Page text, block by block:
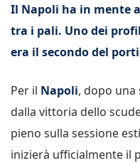
Il Napoli ha in mente
tra i pali. Uno dei
era il secondo del
Per il Napoli, dopo
dalla vittoria dello
pieno sulla sessione
inizierà ufficialmente il